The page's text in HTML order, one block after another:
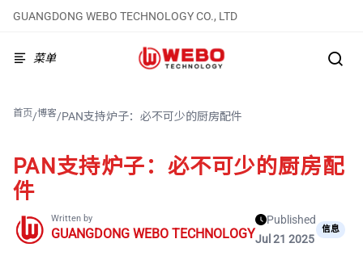
GUANGDONG WEBO TECHNOLOGY CO., LTD
菜单
首页/博客/PAN支持炉子：必不可少的厨房配件
PAN支持炉子：必不可少的厨房配
件
Written by
GUANGDONG WEBO TECHNOLOGY
Published
Jul 21 2025
信息